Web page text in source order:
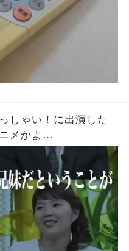
しゃい！に出演した
メかよ…